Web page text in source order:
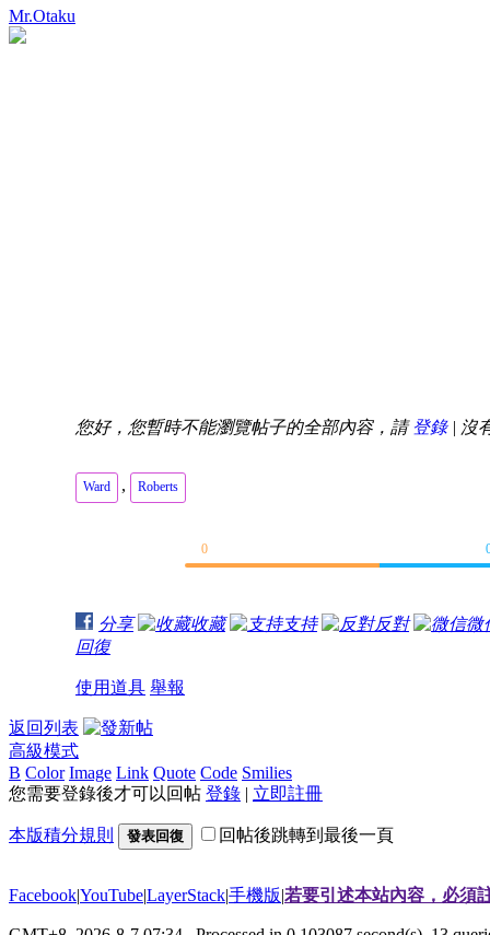
Mr.Otaku
您好，您暫時不能瀏覽帖子的全部內容，請登錄| 沒
Ward , Roberts
0
分享 收藏 支持 反對
微
回復
使用道具 舉報
返回列表
高級模式
B Color Image Link Quote Code Smilies
您需要登錄後才可以回帖 登錄 | 立即註冊
本版積分規則 發表回復 回帖後跳轉到最後一頁
Facebook|YouTube|LayerStack|手機版|若要引述本站內容，必須